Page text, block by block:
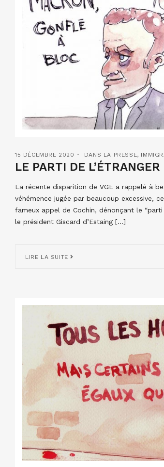
15 DÉCEMBRE 2020 DANS LA PRESSE,
LE PARTI DE L’ÉTRANGER
La récente disparition de VGE a rappelé à
véhémence jugée par beaucoup excessive,
fameux appel de Cochin, dénonçant le
le président Giscard d’Estaing […]
LIRE LA SUITE